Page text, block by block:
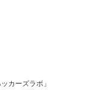
カーズラボ」